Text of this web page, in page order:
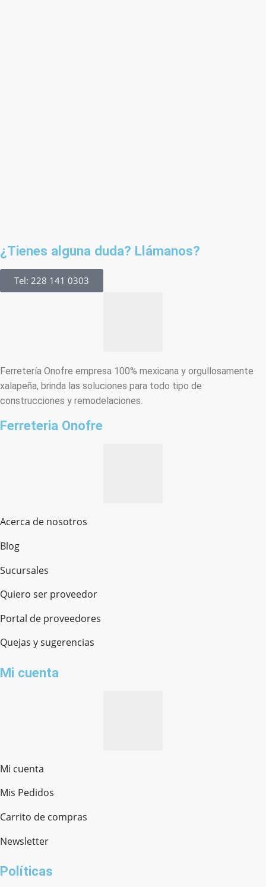
¿Tienes alguna duda? Llámanos?
Tel: 228 141 0303
Ferretería Onofre empresa 100% mexicana y orgullosamente
xalapeña, brinda las soluciones para todo tipo de
construcciones y remodelaciones.
Ferreteria Onofre
Acerca de nosotros
Blog
Sucursales
Quiero ser proveedor
Portal de proveedores
Quejas y sugerencias
Mi cuenta
Mi cuenta
Mis Pedidos
Carrito de compras
Newsletter
Políticas